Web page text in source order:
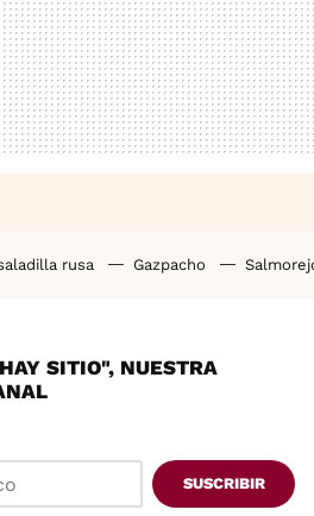
rusa Gazpacho
SITIO", NUESTRA
SUSCRIBIR